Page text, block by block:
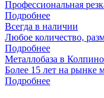
Профессиональная
Подробнее
Всегда в наличии
Любое количество,
Подробнее
Металлобаза в Колпино
Более 15 лет на рынке
Подробнее